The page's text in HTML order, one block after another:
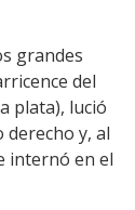
grandes
del
plata), lució
y, al
internó en el